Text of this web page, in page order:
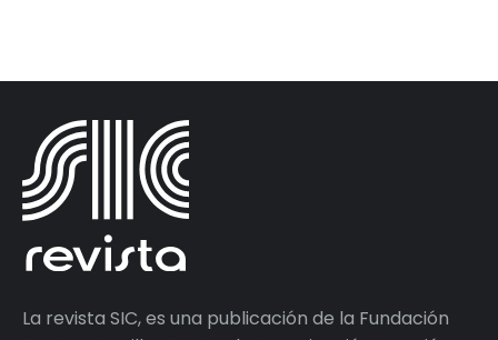
La revista SIC, es una publicación de la Fundación